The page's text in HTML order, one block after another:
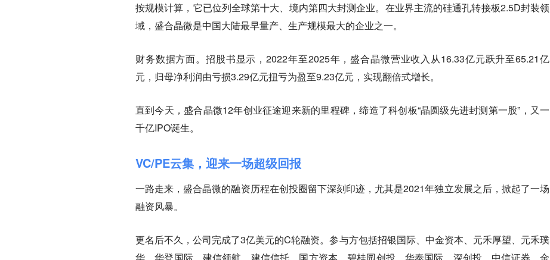
按规模计算，它已位列全球第十大、境内第四大封测企业。在业界主流的硅通孔转接板2.5D封装领
域，盛合晶微是中国大陆最早量产、生产规模最大的企业之一。
财务数据方面。招股书显示，2022年至2025年，盛合晶微营业收入从16.33亿元跃升至65.21亿
元，归母净利润由亏损3.29亿元扭亏为盈至9.23亿元，实现翻倍式增长。
直到今天，盛合晶微12年创业征途迎来新的里程碑，缔造了科创板“晶圆级先进封测第一股”，又一
千亿IPO诞生。
VC/PE云集，迎来一场超级回报
一路走来，盛合晶微的融资历程在创投圈留下深刻印迹，尤其是2021年独立发展之后，掀起了一场
融资风暴。
更名后不久，公司完成了3亿美元的C轮融资。参与方包括招银国际、中金资本、元禾厚望、元禾璞